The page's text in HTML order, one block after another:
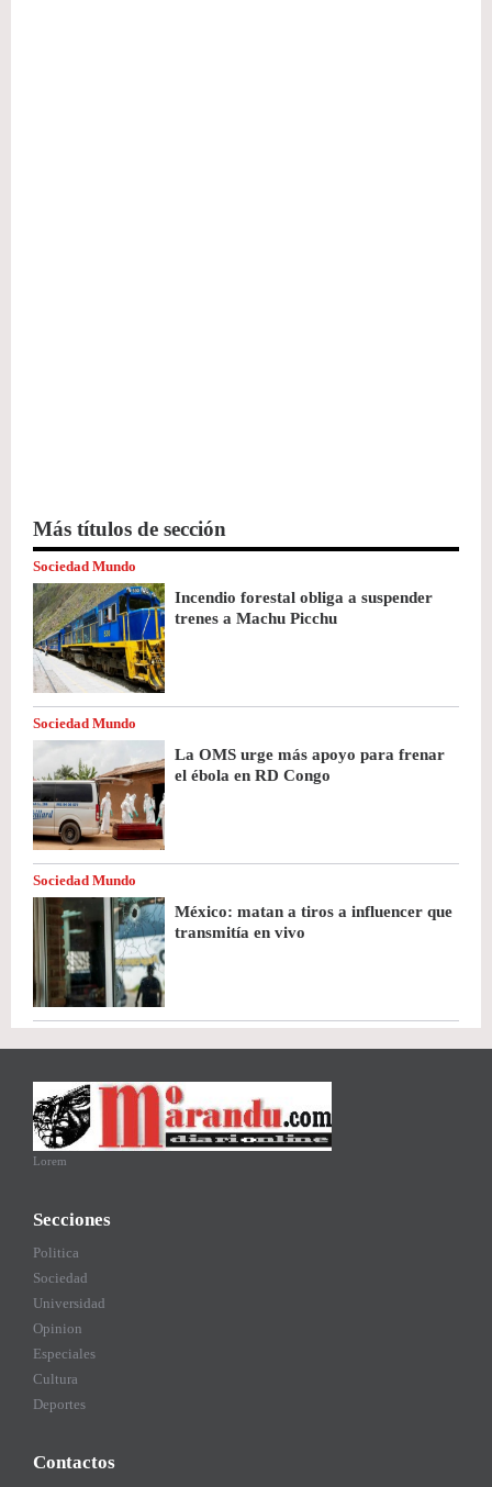
Más títulos de sección
Sociedad Mundo
Incendio forestal obliga a suspender
trenes a Machu Picchu
Sociedad Mundo
La OMS urge más apoyo para frenar
el ébola en RD Congo
Sociedad Mundo
México: matan a tiros a influencer que
transmitía en vivo
Lorem
Secciones
Politica
Sociedad
Universidad
Opinion
Especiales
Cultura
Deportes
Contactos